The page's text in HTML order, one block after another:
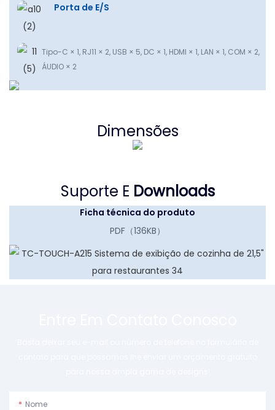
Porta de E/S
Tipo-C × 1, RJ11 × 2, USB × 5, DC × 1, HDMI × 1, LAN × 1, COM × 2,
ÁUDIO × 2
Dimensões
Suporte E Downloads
Ficha técnica do produto
PDF（136KB）
Nome